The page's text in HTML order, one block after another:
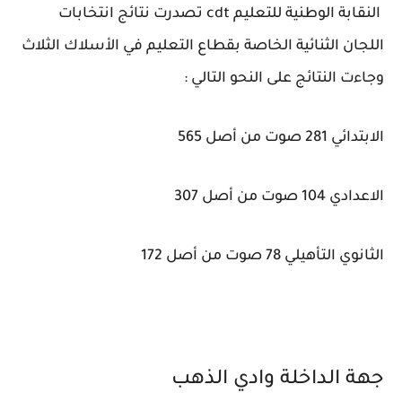
النقابة الوطنية للتعليم cdt تصدرت نتائج انتخابات
اللجان الثنائية الخاصة بقطاع التعليم في الأسلاك الثلاث
وجاءت النتائج على النحو التالي :
الابتدائي 281 صوت من أصل 565
الاعدادي 104 صوت من أصل 307
الثانوي التأهيلي 78 صوت من أصل 172
جهة الداخلة وادي الذهب